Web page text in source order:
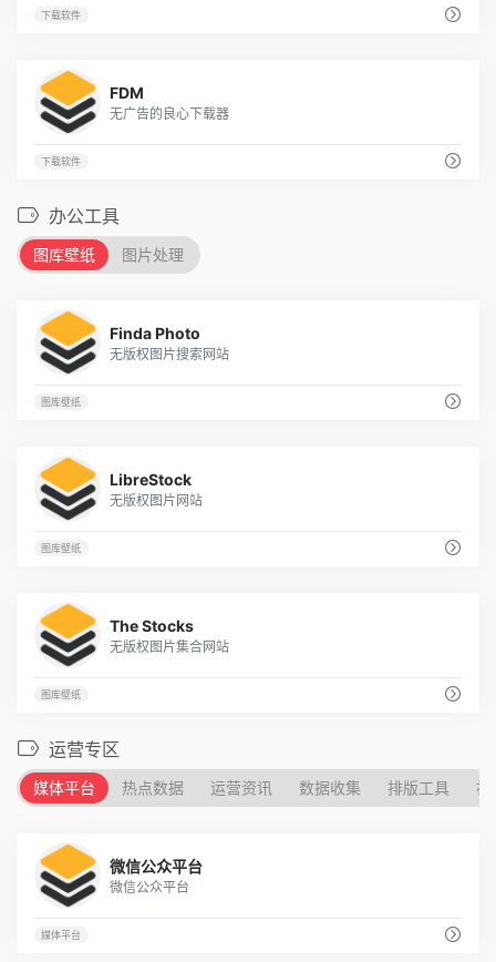
下载软件
FDM
无广告的良心下载器
下载软件
办公工具
图库壁纸 图片处理
Finda Photo
无版权图片搜索网站
图库壁纸
LibreStock
无版权图片网站
图库壁纸
The Stocks
无版权图片集合网站
图库壁纸
运营专区
媒体平台 热点数据 运营资讯 数据收集 排版工具 视
微信公众平台
微信公众平台
媒体平台